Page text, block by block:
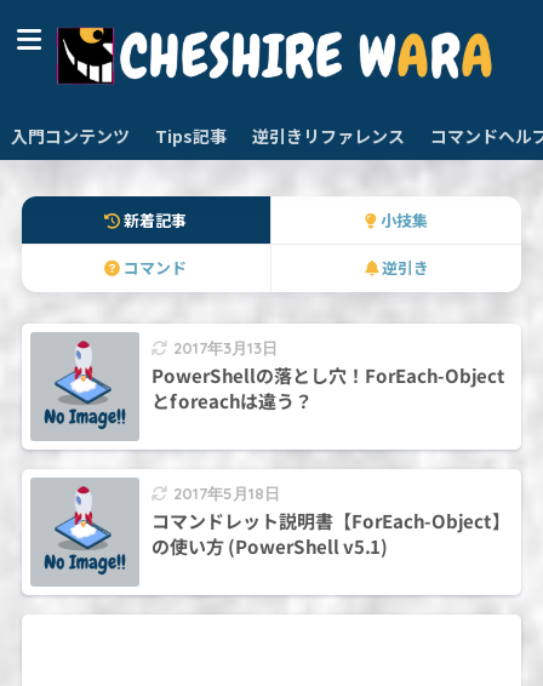
入門コンテンツ Tips記事 逆引きリファレンス コマンドヘル
新着記事 小技集
コマンド 逆引き
2017年3月13日
PowerShellの落とし穴！ForEach-Object
とforeachは違う？
2017年5月18日
コマンドレット説明書【ForEach-Object】
の使い方 (PowerShell v5.1)